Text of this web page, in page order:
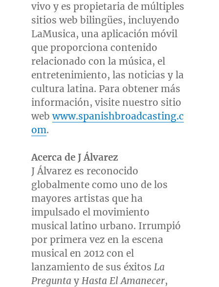
vivo y es propietaria de múltiples
sitios web bilingües, incluyendo
LaMusica, una aplicación móvil
que proporciona contenido
relacionado con la música, el
entretenimiento, las noticias y la
cultura latina. Para obtener más
información, visite nuestro sitio
webwww.spanishbroadcasting.c
om.
Acerca de J Álvarez
J Álvarez es reconocido
globalmente como uno de los
mayores artistas que ha
impulsado el movimiento
musical latino urbano. Irrumpió
por primera vez en la escena
musical en 2012 con el
lanzamiento de sus éxitos La
Pregunta y Hasta El Amanecer,